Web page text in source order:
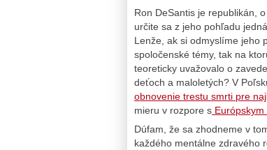
Ron DeSantis je republikán,
určite sa z jeho pohľadu
Lenže, ak si odmyslíme jeho
spoločenské témy, tak na
teoreticky uvažovalo o
deťoch a maloletých? V
obnovenie trestu smrti pre
mieru v rozpore s
Dúfam, že sa zhodneme v
každého mentálne zdravého